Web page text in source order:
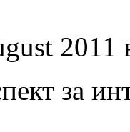
2011
за